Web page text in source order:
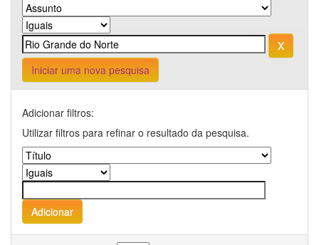
Iniciar uma nova pesquisa
Adicionar filtros:
Utilizar filtros para refinar o resultado da pesquisa.